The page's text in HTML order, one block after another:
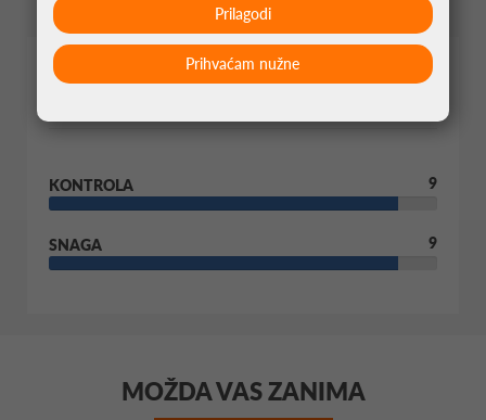
PERFORMANSE
KONTROLA 9
SNAGA 9
MOŽDA VAS ZANIMA
Prihvaćam nužne
Prilagodi